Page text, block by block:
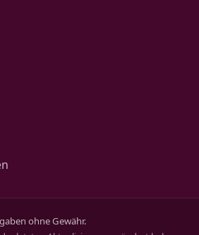
ohne Gewähr.